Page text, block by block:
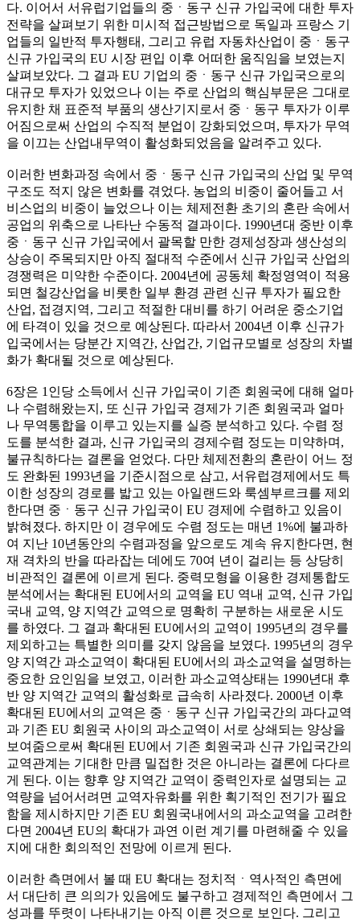
다. 이어서 서유럽기업들의 중ㆍ동구 신규 가입국에 대한 투자
전략을 살펴보기 위한 미시적 접근방법으로 독일과 프랑스 기
업들의 일반적 투자행태, 그리고 유럽 자동차산업이 중ㆍ동구
신규 가입국의 EU 시장 편입 이후 어떠한 움직임을 보였는지
살펴보았다. 그 결과 EU 기업의 중ㆍ동구 신규 가입국으로의
대규모 투자가 있었으나 이는 주로 산업의 핵심부문은 그대로
유지한 채 표준적 부품의 생산기지로서 중ㆍ동구 투자가 이루
어짐으로써 산업의 수직적 분업이 강화되었으며, 투자가 무역
을 이끄는 산업내무역이 활성화되었음을 알려주고 있다.
이러한 변화과정 속에서 중ㆍ동구 신규 가입국의 산업 및 무역
구조도 적지 않은 변화를 겪었다. 농업의 비중이 줄어들고 서
비스업의 비중이 늘었으나 이는 체제전환 초기의 혼란 속에서
공업의 위축으로 나타난 수동적 결과이다. 1990년대 중반 이후
중ㆍ동구 신규 가입국에서 괄목할 만한 경제성장과 생산성의
상승이 주목되지만 아직 절대적 수준에서 신규 가입국 산업의
경쟁력은 미약한 수준이다. 2004년에 공동체 확정영역이 적용
되면 철강산업을 비롯한 일부 환경 관련 신규 투자가 필요한
산업, 접경지역, 그리고 적절한 대비를 하기 어려운 중소기업
에 타격이 있을 것으로 예상된다. 따라서 2004년 이후 신규가
입국에서는 당분간 지역간, 산업간, 기업규모별로 성장의 차별
화가 확대될 것으로 예상된다.
6장은 1인당 소득에서 신규 가입국이 기존 회원국에 대해 얼마
나 수렴해왔는지, 또 신규 가입국 경제가 기존 회원국과 얼마
나 무역통합을 이루고 있는지를 실증 분석하고 있다. 수렴 정
도를 분석한 결과, 신규 가입국의 경제수렴 정도는 미약하며,
불규칙하다는 결론을 얻었다. 다만 체제전환의 혼란이 어느 정
도 완화된 1993년을 기준시점으로 삼고, 서유럽경제에서도 특
이한 성장의 경로를 밟고 있는 아일랜드와 룩셈부르크를 제외
한다면 중ㆍ동구 신규 가입국이 EU 경제에 수렴하고 있음이
밝혀졌다. 하지만 이 경우에도 수렴 정도는 매년 1%에 불과하
여 지난 10년동안의 수렴과정을 앞으로도 계속 유지한다면, 현
재 격차의 반을 따라잡는 데에도 70여 년이 걸리는 등 상당히
비관적인 결론에 이르게 된다. 중력모형을 이용한 경제통합도
분석에서는 확대된 EU에서의 교역을 EU 역내 교역, 신규 가입
국내 교역, 양 지역간 교역으로 명확히 구분하는 새로운 시도
를 하였다. 그 결과 확대된 EU에서의 교역이 1995년의 경우를
제외하고는 특별한 의미를 갖지 않음을 보였다. 1995년의 경우
양 지역간 과소교역이 확대된 EU에서의 과소교역을 설명하는
중요한 요인임을 보였고, 이러한 과소교역상태는 1990년대 후
반 양 지역간 교역의 활성화로 급속히 사라졌다. 2000년 이후
확대된 EU에서의 교역은 중ㆍ동구 신규 가입국간의 과다교역
과 기존 EU 회원국 사이의 과소교역이 서로 상쇄되는 양상을
보여줌으로써 확대된 EU에서 기존 회원국과 신규 가입국간의
교역관계는 기대한 만큼 밀접한 것은 아니라는 결론에 다다르
게 된다. 이는 향후 양 지역간 교역이 중력인자로 설명되는 교
역량을 넘어서려면 교역자유화를 위한 획기적인 전기가 필요
함을 제시하지만 기존 EU 회원국내에서의 과소교역을 고려한
다면 2004년 EU의 확대가 과연 이런 계기를 마련해줄 수 있을
지에 대한 회의적인 전망에 이르게 된다.
이러한 측면에서 볼 때 EU 확대는 정치적ㆍ역사적인 측면에
서 대단히 큰 의의가 있음에도 불구하고 경제적인 측면에서 그
성과를 뚜렷이 나타내기는 아직 이른 것으로 보인다. 그리고